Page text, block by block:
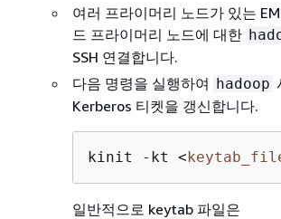
여러 프라이머리 노드가 있는
드 프라이머리 노드에 대한
SSH 연결합니다.
다음 명령을 실행하여 hadoop
Kerberos 티켓을 갱신합니다.
kinit -kt <
일반적으로 keytab 파일은